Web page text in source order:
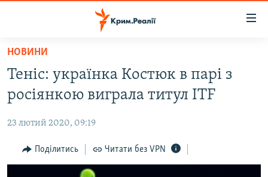
Перейти
основного
матеріалу
Перейти
до
навігації
Перейти
ВОДА.КРИМ
ВІДЕО ТА ФОТО
ПОЛІТИКА
БЛОГИ
НОВИНИ
Теніс: українка Костюк в парі з
росіянкою виграла титул ITF
23 лютий 2020, 09:19
Поділитись Читати без VPN